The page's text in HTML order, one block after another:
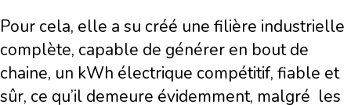
Pour cela, elle a su créé une filière industrielle
complète, capable de générer en bout de
chaine, un kWh électrique compétitif, fiable et
sûr, ce qu’il demeure évidemment, malgré les